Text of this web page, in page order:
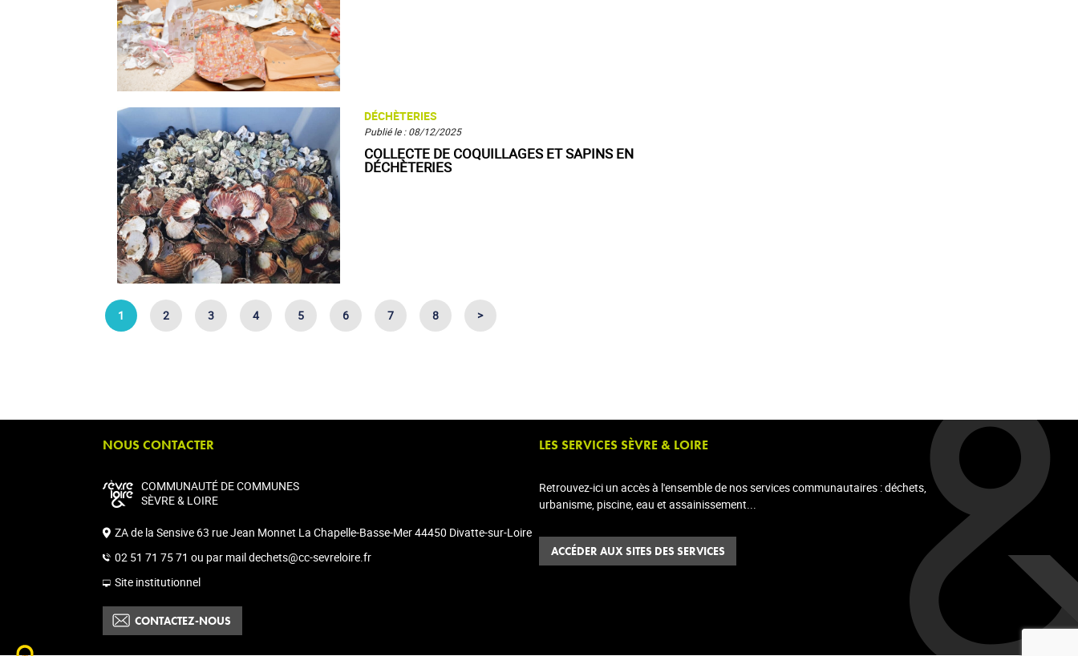
DÉCHÈTERIES
Publié le : 08/12/2025
COLLECTE DE COQUILLAGES ET SAPINS EN
DÉCHÈTERIES
1 2 3 4 5 6 7 8 >
NOUS CONTACTER
COMMUNAUTÉ DE COMMUNES
SÈVRE & LOIRE
ZA de la Sensive 63 rue Jean Monnet La Chapelle-Basse-Mer 44450 Divatte-sur-Loire
02 51 71 75 71 ou par mail dechets@cc-sevreloire.fr
Site institutionnel
CONTACTEZ-NOUS
LES SERVICES SÈVRE & LOIRE
Retrouvez-ici un accès à l'ensemble de nos services communautaires : déchets,
urbanisme, piscine, eau et assainissement...
ACCÉDER AUX SITES DES SERVICES